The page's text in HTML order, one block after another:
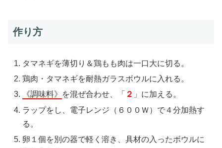
作り方
タマネギを薄切り＆鶏もも肉は一口大に切る。
鶏肉・タマネギを耐熱ガラスボウルに入れる。
《調味料》
を混ぜ合わせ、「 ２ 」に加える。
ラップをし、電子レンジ（６００Ｗ）で４分加熱す
る。
卵１個を別の器で軽く溶き、具材の入ったボウルに